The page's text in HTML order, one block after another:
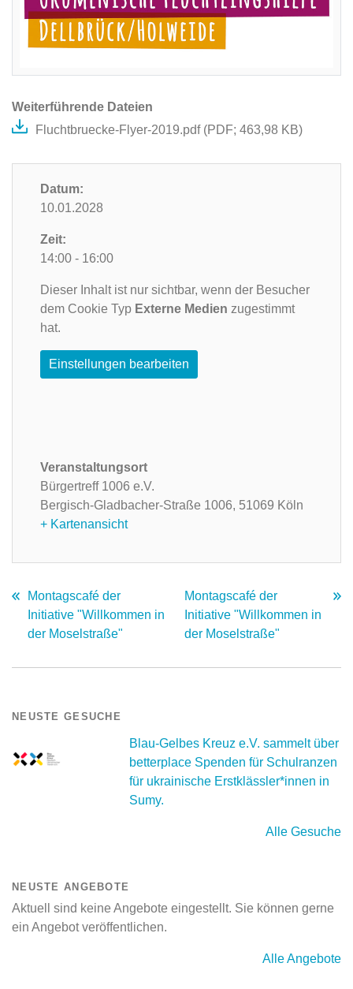
Weiterführende Dateien
Fluchtbruecke-Flyer-2019.pdf (PDF; 463,98 KB)
Datum:
10.01.2028
Zeit:
14:00 - 16:00
Dieser Inhalt ist nur sichtbar, wenn der Besucher
dem Cookie Typ Externe Medien zugestimmt
hat.
Einstellungen bearbeiten
Veranstaltungsort
Bürgertreff 1006 e.V.
Bergisch-Gladbacher-Straße 1006, 51069 Köln
+ Kartenansicht
Montagscafé der
Initiative "Willkommen in
der Moselstraße"
Montagscafé der
Initiative "Willkommen in
der Moselstraße"
NEUSTE GESUCHE
Blau-Gelbes Kreuz e.V. sammelt über
betterplace Spenden für Schulranzen
für ukrainische Erstklässler*innen in
Sumy.
Alle Gesuche
NEUSTE ANGEBOTE
Aktuell sind keine Angebote eingestellt. Sie können gerne
ein Angebot veröffentlichen.
Alle Angebote